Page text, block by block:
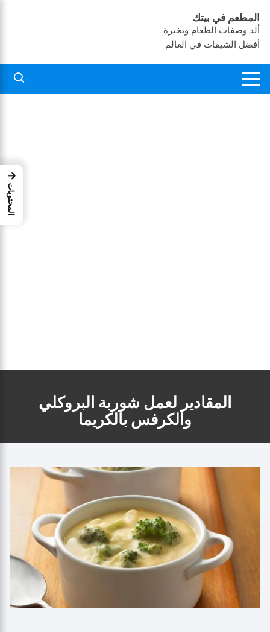
إلى
المحتوى
المطعم في بيتك
ألذ وصفات الطعام وبخبرة
أفضل الشيفات في العالم
المقادير لعمل شوربة البروكلي
والكرفس بالكريما
→
المحتويات